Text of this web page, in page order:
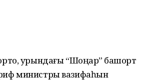
урындағы “Шоңҡар” башҡорт
министры вазифаһын